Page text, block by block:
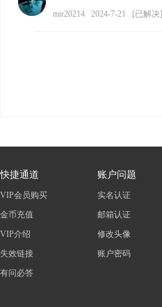
mir20214 2024-7-21 [已解决]
快捷通道
VIP会员购买
金币充值
VIP介绍
失效链接
有问必答
账户问题
实名认证
邮箱认证
修改头像
账户密码